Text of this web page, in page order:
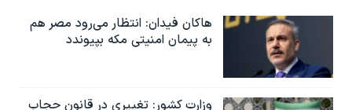
هاکان فیدان: انتظار می‌رود مصر هم
به پیمان امنیتی مکه بپیوندد
وزارت کشور: تغییری در قانون حجاب